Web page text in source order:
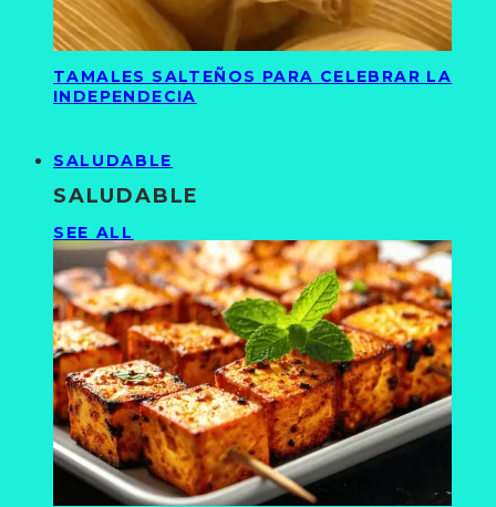
TAMALES SALTEÑOS PARA CELEBRAR LA
INDEPENDECIA
SALUDABLE
SALUDABLE
SEE ALL